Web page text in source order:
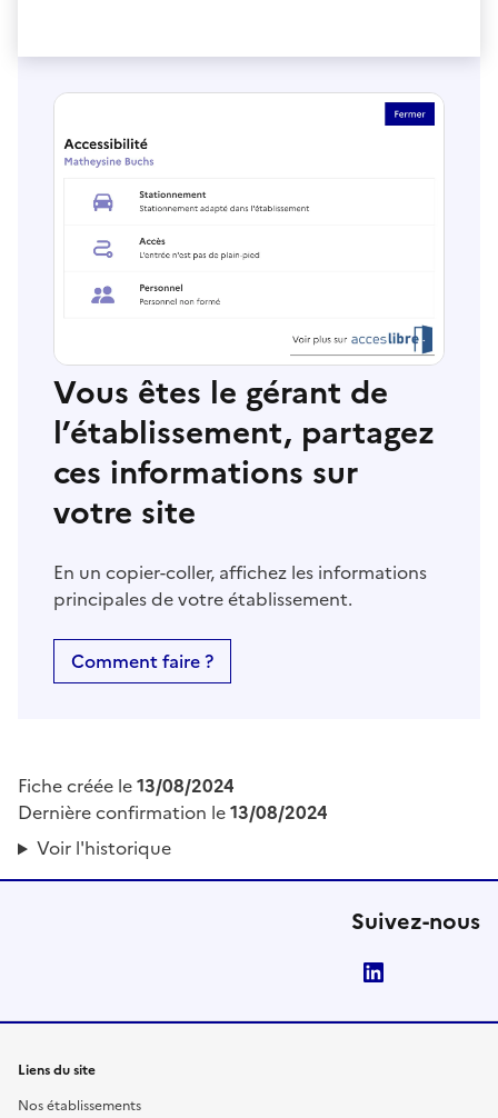
Vous êtes le gérant de
l’établissement, partagez
ces informations sur
votre site
En un copier-coller, affichez les informations
principales de votre établissement.
Comment faire ?
Fiche créée le13/08/2024
Dernière confirmation le13/08/2024
Voir l'historique
Suivez-nous
Liens du site
Nos établissements